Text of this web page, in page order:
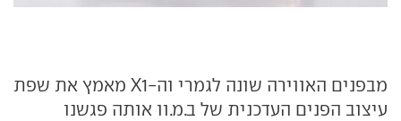
מבפנים האווירה שונה לגמרי וה-X1 מאמץ את שפת
עיצוב הפנים העדכנית של ב.מ.וו אותה פגשנו